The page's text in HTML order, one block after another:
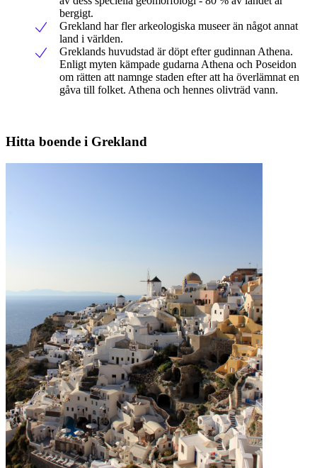
bergigt.
Grekland har fler arkeologiska museer än något annat
land i världen.
Greklands huvudstad är döpt efter gudinnan Athena.
Enligt myten kämpade gudarna Athena och Poseidon
om rätten att namnge staden efter att ha överlämnat en
gåva till folket. Athena och hennes olivträd vann.
Hitta boende i Grekland